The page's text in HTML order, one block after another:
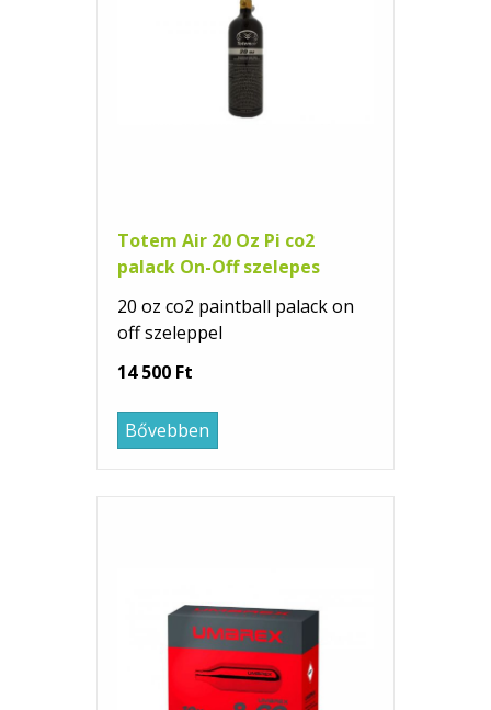
Totem Air 20 Oz Pi co2
palack On-Off szelepes
20 oz co2 paintball palack on
off szeleppel
14 500 Ft
Bővebben